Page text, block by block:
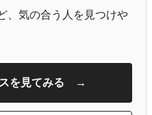
、気の合う人を見つけや
スを見てみる →